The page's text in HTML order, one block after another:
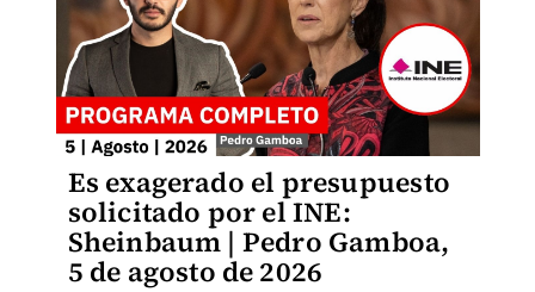
Es exagerado el presupuesto
solicitado por el INE:
Sheinbaum | Pedro Gamboa,
5 de agosto de 2026